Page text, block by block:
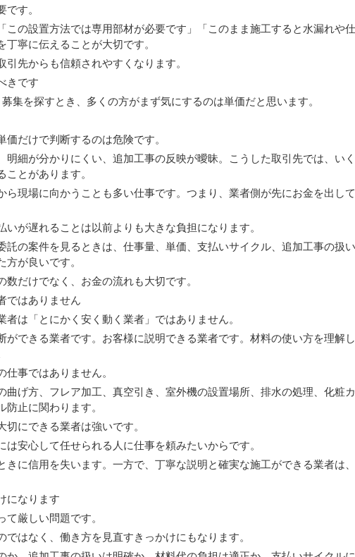
す。
この設置方法では専用部材が必要です」「このまま施工すると水漏れや
寧に伝えることが大切です。
先からも信頼されやすくなります。
きです
集を探すとき、多くの方がまず気にするのは単価だと思います。
だけで判断するのは危険です。
明細が分かりにくい、追加工事の反映が曖昧。こうした取引先では、い
とがあります。
ら現場に向かうことも多い仕事です。つまり、業者側が先にお金を出し
が遅れることは以前よりも大きな負担になります。
の案件を見るときは、仕事量、単価、支払いサイクル、追加工事の扱い
が良いです。
だけでなく、お金の流れも大切です。
ではありません
は「とにかく安く動く業者」ではありません。
できる業者です。お客様に説明できる業者です。材料の使い方を理解し
事ではありません。
曲げ方、フレア加工、真空引き、室外機の設置場所、排水の処理、化粧
止に関わります。
にできる業者は強いです。
安心して任せられる人に仕事を頼みたいからです。
きに信用を失います。一方で、丁寧な説明と確実な施工ができる業者は
になります
厳しい問題です。
はなく、働き方を見直すきっかけにもなります。